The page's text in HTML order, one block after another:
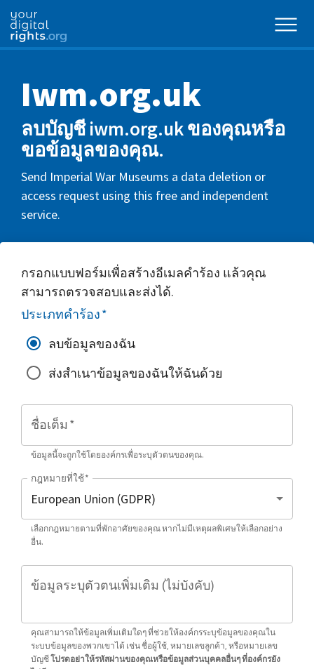
Iwm.org.uk
ลบบัญชี iwm.org.uk ของคุณหรือ
ขอข้อมูลของคุณ.
Send Imperial War Museums a data deletion or
access request using this free and independent
service.
กรอกแบบฟอร์มเพื่อสร้างอีเมลคำร้อง แล้วคุณ
สามารถตรวจสอบและส่งได้.
ประเภทคำร้อง*
ลบข้อมูลของฉัน
ส่งสำเนาข้อมูลของฉันให้ฉันด้วย
ชื่อเต็ม *
ข้อมูลนี้จะถูกใช้โดยองค์กรเพื่อระบุตัวตนของคุณ.
กฎหมายที่ใช้*
เลือกกฎหมายตามที่พักอาศัยของคุณ หากไม่มีเหตุผลพิเศษให้เลือกอย่าง
อื่น.
ข้อมูลระบุตัวตนเพิ่มเติม (ไม่บังคับ)
คุณสามารถให้ข้อมูลเพิ่มเติมใดๆ ที่ช่วยให้องค์กรระบุข้อมูลของคุณใน
ระบบข้อมูลของพวกเขาได้ เช่น ชื่อผู้ใช้, หมายเลขลูกค้า, หรือหมายเลข
บัญชีโปรดอย่าให้รหัสผ่านของคุณหรือข้อมูลส่วนบุคคลอื่นๆ ที่องค์กรยัง